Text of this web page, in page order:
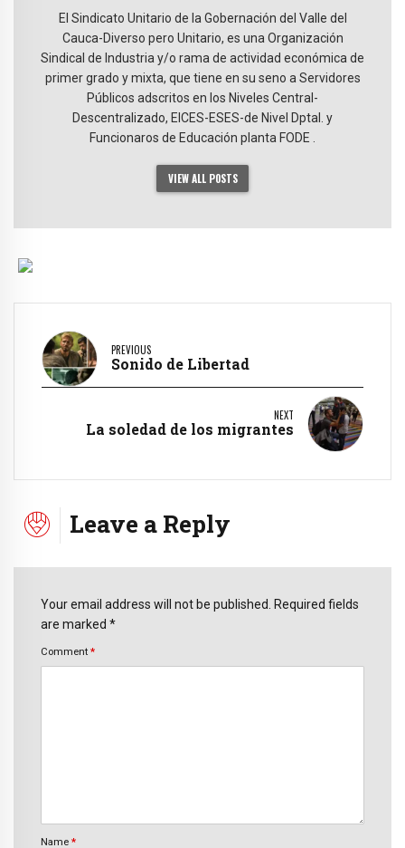
El Sindicato Unitario de la Gobernación del Valle del
Cauca-Diverso pero Unitario, es una Organización
Sindical de Industria y/o rama de actividad económica de
primer grado y mixta, que tiene en su seno a Servidores
Públicos adscritos en los Niveles Central-
Descentralizado, EICES-ESES-de Nivel Dptal. y
Funcionaros de Educación planta FODE .
VIEW ALL POSTS
PREVIOUS
Sonido de Libertad
NEXT
La soledad de los migrantes
Leave a Reply
Your email address will not be published. Required fields
are marked *
Comment *
Name *